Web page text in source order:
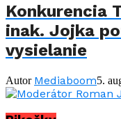
Konkurencia
inak. Jojka
vysielanie
Autor Mediaboom5.